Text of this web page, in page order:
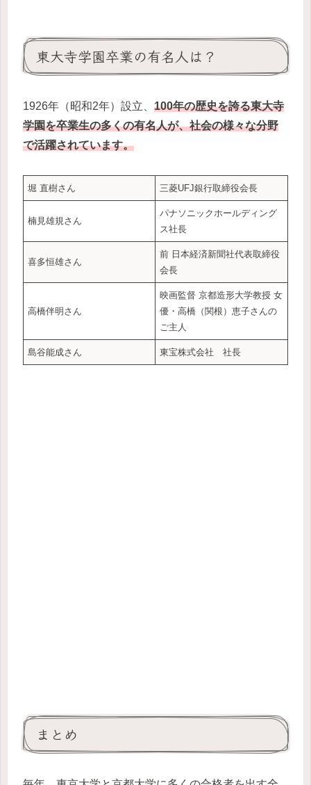
東大寺学園卒業の有名人は？
1926年（昭和2年）設立、 100年の歴史を誇る東大寺
学園を卒業生の多くの有名人が、社会の様々な分野
で活躍されています。
堀 直樹さん 三菱UFJ銀行取締役会長
楠見雄規さん
パナソニックホールディング
ス社長
喜多恒雄さん
前 日本経済新聞社代表取締役
会長
高橋伴明さん
映画監督 京都造形大学教授 女
優・高橋（関根）恵子さんの
ご主人
島谷能成さん 東宝株式会社 社長
まとめ